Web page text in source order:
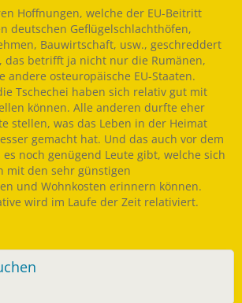
Hoffnungen, welche der EU-Beitritt
deutschen Geflügelschlachthöfen,
Bauwirtschaft, usw., geschreddert
das betrifft ja nicht nur die Rumänen,
andere osteuropäische EU-Staaten.
Tschechei haben sich relativ gut mit
können. Alle anderen durfte eher
stellen, was das Leben in der Heimat
gemacht hat. Und das auch vor dem
noch genügend Leute gibt, welche sich
mit den sehr günstigen
und Wohnkosten erinnern können.
wird im Laufe der Zeit relativiert.